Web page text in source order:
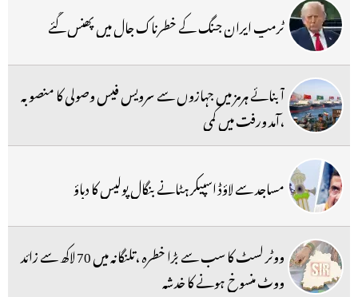
ٹرمپ ایران جنگ کے خطرناک جال میں پھنس گئے
آبنائے ہرمز میں جہازوں سے سرویس فیس وصولی کا منصوبہ
،آمد ورفت میں کمی
مساجد سے لاؤڈ اسپیکر ہٹانے بنگال پولیس کا دباؤ
ووٹر لسٹ کا سب سے بڑا خطرہ ،تلنگانہ میں 70 لاکھ سے زائد
ووٹ منسوخ ہونے کا خدشہ